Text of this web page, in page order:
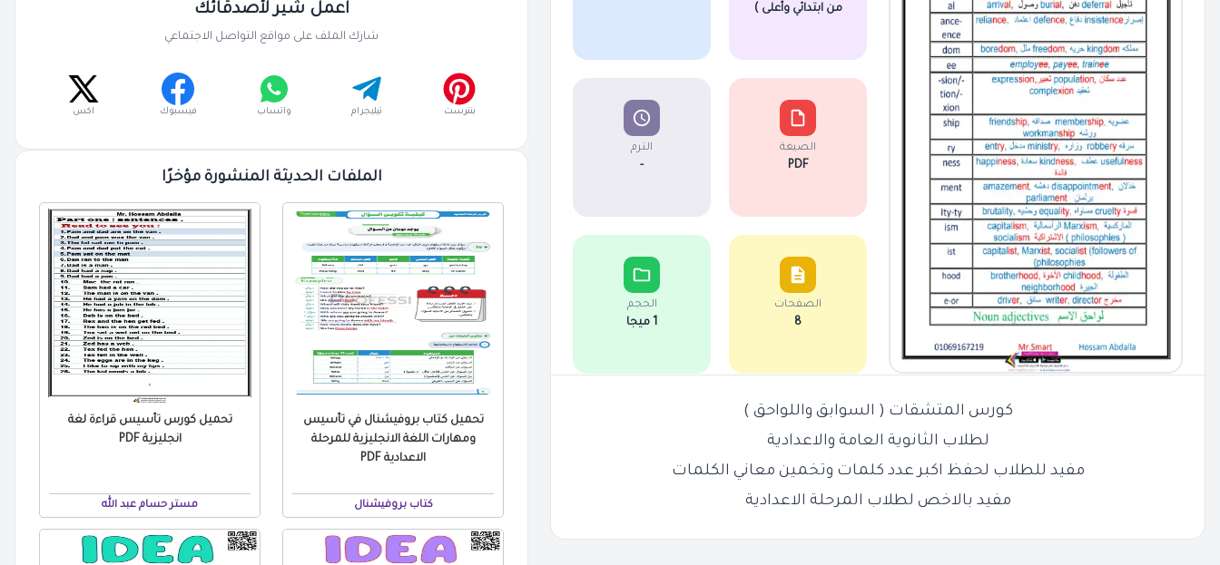
من ابتدائي وأعلى )
الصيغة
PDF
الترم
-
الصفحات
8
الحجم
1 ميجا
كورس المتشقات ( السوابق واللواحق )
لطلاب الثانوية العامة والاعدادية
مفيد للطلاب لحفظ اكبر عدد كلمات وتخمين معاني الكلمات
مفيد بالاخص لطلاب المرحلة الاعدادية
اعمل شير لأصدقائك
شارك الملف على مواقع التواصل الاجتماعي
بنترست تيليجرام واتساب فيسبوك اكس
الملفات الحديثة المنشورة مؤخرًا
تحميل كتاب بروفيشنال في تأسيس
ومهارات اللغة الانجليزية للمرحلة
الاعدادية PDF
كتاب بروفيشنال
تحميل كورس تأسيس قراءة لغة
انجليزية PDF
مستر حسام عبد الله